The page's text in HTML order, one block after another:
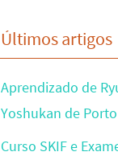
Últimos artigos
Aprendizado de
Yoshukan de
Curso SKIF e